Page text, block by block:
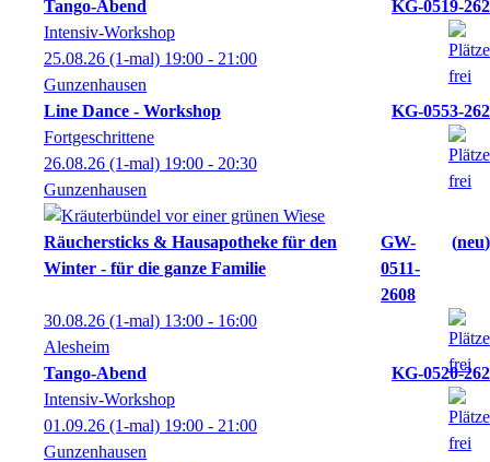
Tango-Abend
KG-0519-262
Intensiv-Workshop
25.08.26 (1-mal) 19:00 - 21:00
Gunzenhausen
Line Dance - Workshop
KG-0553-262
Fortgeschrittene
26.08.26 (1-mal) 19:00 - 20:30
Gunzenhausen
Räuchersticks & Hausapotheke für den
Winter - für die ganze Familie
GW-
0511-
2608
neu
30.08.26 (1-mal) 13:00 - 16:00
Alesheim
Tango-Abend
KG-0520-262
Intensiv-Workshop
01.09.26 (1-mal) 19:00 - 21:00
Gunzenhausen